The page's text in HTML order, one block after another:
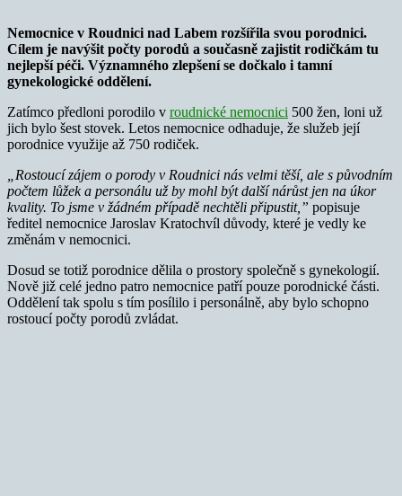
Nemocnice v Roudnici nad Labem rozšířila svou porodnici.
Cílem je navýšit počty porodů a současně zajistit rodičkám tu
nejlepší péči. Významného zlepšení se dočkalo i tamní
gynekologické oddělení.
Zatímco předloni porodilo v roudnické nemocnici 500 žen, loni už
jich bylo šest stovek. Letos nemocnice odhaduje, že služeb její
porodnice využije až 750 rodiček.
„Rostoucí zájem o porody v Roudnici nás velmi těší, ale s původním
počtem lůžek a personálu už by mohl být další nárůst jen na úkor
kvality. To jsme v žádném případě nechtěli připustit,” popisuje
ředitel nemocnice Jaroslav Kratochvíl důvody, které je vedly ke
změnám v nemocnici.
Dosud se totiž porodnice dělila o prostory společně s gynekologií.
Nově již celé jedno patro nemocnice patří pouze porodnické části.
Oddělení tak spolu s tím posílilo i personálně, aby bylo schopno
rostoucí počty porodů zvládat.